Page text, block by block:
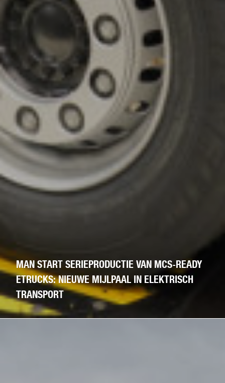
MAN START SERIEPRODUCTIE VAN MCS-READY
ETRUCKS: NIEUWE MIJLPAAL IN ELEKTRISCH
TRANSPORT